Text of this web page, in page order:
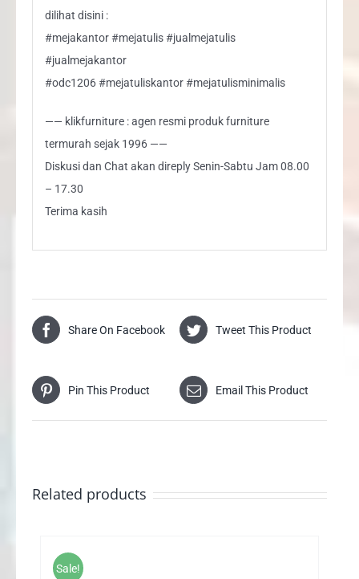
dilihat disini :
#mejakantor #mejatulis #jualmejatulis
#jualmejakantor
#odc1206 #mejatuliskantor #mejatulisminimalis
—— klikfurniture : agen resmi produk furniture
termurah sejak 1996 ——
Diskusi dan Chat akan direply Senin-Sabtu Jam 08.00
– 17.30
Terima kasih
Share On Facebook Tweet This Product
Pin This Product Email This Product
Related products
Sale!